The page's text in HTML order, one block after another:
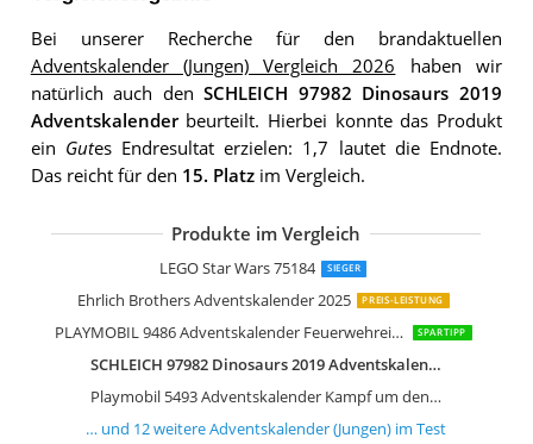
Bei unserer Recherche für den brandaktuellen
Adventskalender (Jungen) Vergleich 2026 haben wir
natürlich auch denSCHLEICH 97982 Dinosaurs 2019
Adventskalenderbeurteilt. Hierbei konnte das Produkt
ein Gutes Endresultat erzielen: 1,7 lautet die Endnote.
Das reicht für den 15. Platzim Vergleich.
Produkte im Vergleich
LEGO Star Wars 75184 SIEGER
Ehrlich Brothers Adventskalender 2025 PREIS-LEISTUNG
PLAYMOBIL 9486 Adventskalender Feuerwehreinsatz auf der Baustelle SPARTIPP
SCHLEICH 97982 Dinosaurs 2019 Adventskalender
Playmobil 5493 Adventskalender Kampf um den Drachenschatz
Clementoni Ehrlich Brothers
LEGO City 60133 Adventskalender
Schleich 97702 Adventskalender Wild
Schleich 97152 Adventskalender
… und 12weitereAdventskalender (Jungen) im Test